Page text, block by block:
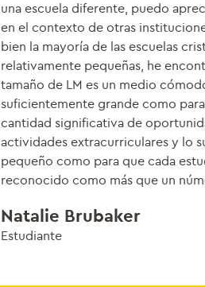
una escuela diferente, puedo
en el contexto de otras
bien la mayoría de las escuelas
relativamente pequeñas, he
tamaño de LM es un medio
suficientemente grande como
cantidad significativa de
actividades extracurriculares y lo
pequeño como para que cada
reconocido como más que un
Natalie Brubaker
Estudiante